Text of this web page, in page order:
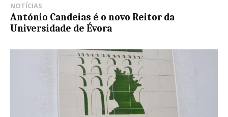
NOTÍCIAS
António Candeias é o novo Reitor da
Universidade de Évora